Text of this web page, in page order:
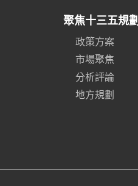
聚焦十三五規劃
政策方案
市場聚焦
分析評論
地方規劃